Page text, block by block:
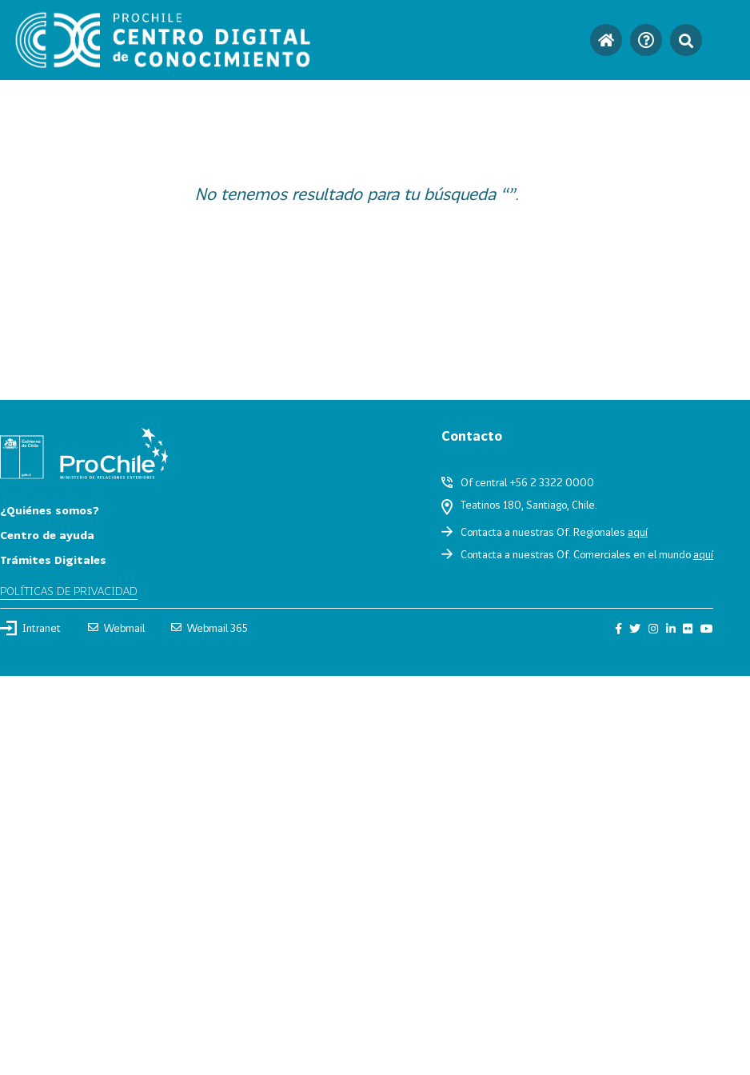
No tenemos resultado para tu búsqueda “”.
¿Quiénes somos?
Centro de ayuda
Trámites Digitales
POLÍTICAS DE PRIVACIDAD
Contacto
Of central +56 2 3322 0000
Teatinos 180, Santiago, Chile.
Contacta a nuestras Of. Regionales aquí
Contacta a nuestras Of. Comerciales en el mundoaquí
Intranet Webmail Webmail 365